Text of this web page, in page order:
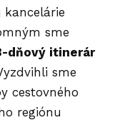
kancelárie
sme
dňový itinerár
sme
cestovného
regiónu